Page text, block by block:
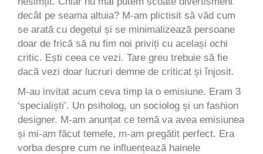
decât pe seama altuia? M-am plictisit să văd cum
se arată cu degetul și se minimalizează persoane
doar de frică să nu fim noi priviți cu același ochi
critic. Ești ceea ce vezi. Tare greu trebuie să fie
dacă vezi doar lucruri demne de criticat și înjosit.
M-au invitat acum ceva timp la o emisiune. Eram 3
‘specialiști’. Un psiholog, un sociolog și un fashion
designer. M-am anunțat ce temă va avea emisiunea
și mi-am făcut temele, m-am pregătit perfect. Era
vorba despre cum ne influențează hainele